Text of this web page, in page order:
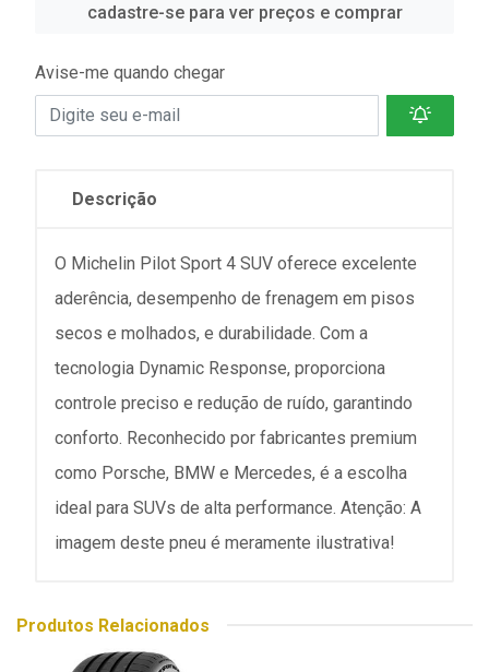
cadastre-se para ver preços e comprar
Avise-me quando chegar
Descrição
O Michelin Pilot Sport 4 SUV oferece excelente
aderência, desempenho de frenagem em pisos
secos e molhados, e durabilidade. Com a
tecnologia Dynamic Response, proporciona
controle preciso e redução de ruído, garantindo
conforto. Reconhecido por fabricantes premium
como Porsche, BMW e Mercedes, é a escolha
ideal para SUVs de alta performance. Atenção: A
imagem deste pneu é meramente ilustrativa!
Produtos Relacionados